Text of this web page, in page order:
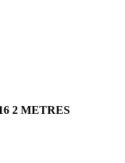
2 METRES